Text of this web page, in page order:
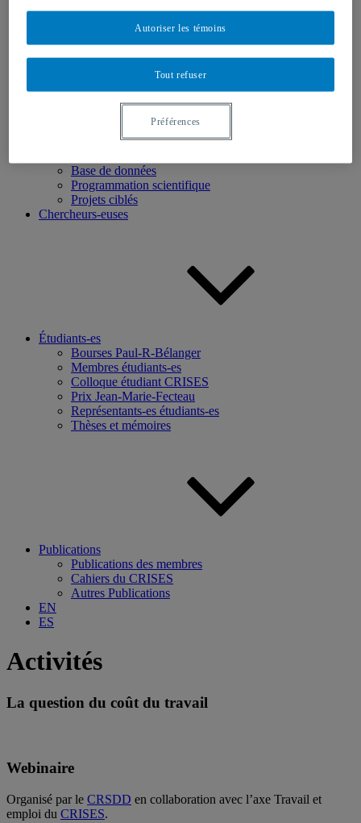
Base de données
Programmation scientifique
Projets ciblés
Chercheurs-euses
Étudiants-es
Bourses Paul-R-Bélanger
Membres étudiants-es
Colloque étudiant CRISES
Prix Jean-Marie-Fecteau
Représentants-es étudiants-es
Thèses et mémoires
Publications
Publications des membres
Cahiers du CRISES
Autres Publications
EN
ES
Activités
La question du coût du travail
Webinaire
Organisé par le CRSDD en collaboration avec l’axe Travail et
emploi du CRISES.
Tout refuser
Autoriser les témoins
Préférences